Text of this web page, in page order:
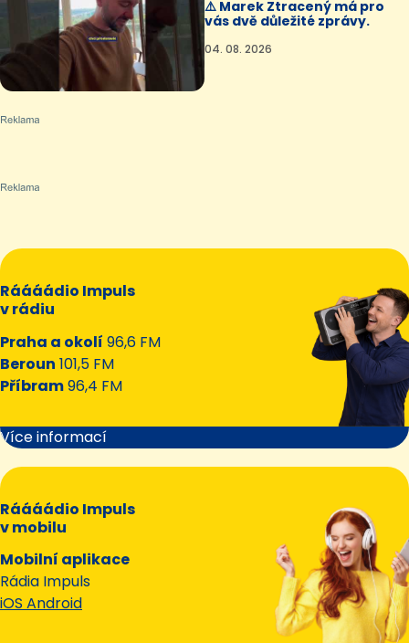
⚠️ Marek Ztracený má pro
vás dvě důležité zprávy.
04. 08. 2026
Ráááádio Impuls
v rádiu
Praha a okolí 96,6 FM
Beroun 101,5 FM
Příbram96,4 FM
Více informací
Ráááádio Impuls
v mobilu
Mobilní aplikace
Rádia Impuls
iOS Android